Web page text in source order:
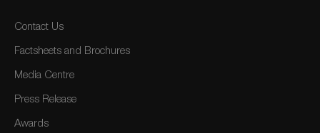
Contact Us
Factsheets and Brochures
Media Centre
Press Release
Awards